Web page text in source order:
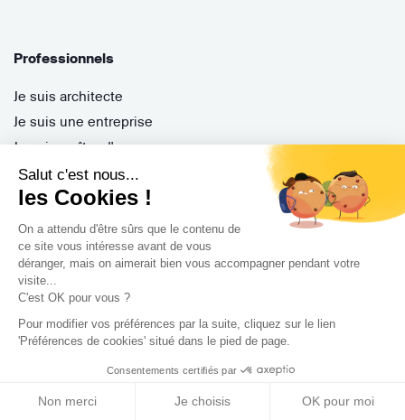
Salut c'est nous...
les Cookies !
On a attendu d'être sûrs que le contenu de
ce site vous intéresse avant de vous
déranger, mais on aimerait bien vous accompagner pendant votre
visite...
C'est OK pour vous ?
Pour modifier vos préférences par la suite, cliquez sur le lien
'Préférences de cookies' situé dans le pied de page.
Consentements certifiés par
Non merci Je choisis OK pour moi
Professionnels
Je suis architecte
Je suis une entreprise
Je suis maître d'oeuvre
Je suis un architecte d'intérieur
Je suis décorateur
Je suis un paysagiste
Je suis contractant général
Inscription pro
Parrainer ses entreprises
Gérer ses appels d'offres
Encaisser ses factures
Questions Fréquentes